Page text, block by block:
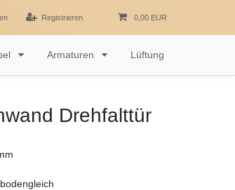
Registrieren 0,00 EUR
Armaturen Lüftung
Drehfalttür